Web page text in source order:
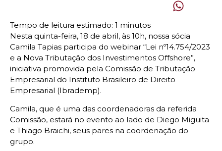
Nesta quinta-feira, 18 de abril, às 10h, nossa sócia
Camila Tapias participa do webinar “Lei nº14.754/2023
e a Nova Tributação dos Investimentos Offshore”,
iniciativa promovida pela Comissão de Tributação
Empresarial do Instituto Brasileiro de Direito
Empresarial (Ibrademp).
Camila, que é uma das coordenadoras da referida
Comissão, estará no evento ao lado de Diego Miguita
e Thiago Braichi, seus pares na coordenação do
grupo.